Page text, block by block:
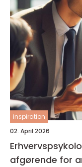
inspiration
02. April 2026
afgørende for